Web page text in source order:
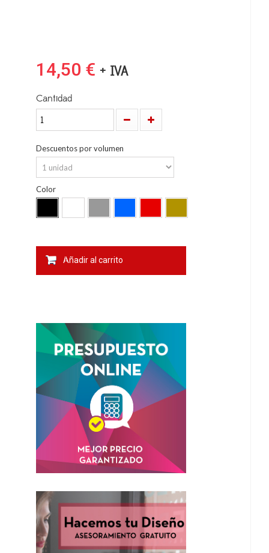
14,50 € + IVA
Cantidad
Descuentos por volumen
Color
Añadir al carrito